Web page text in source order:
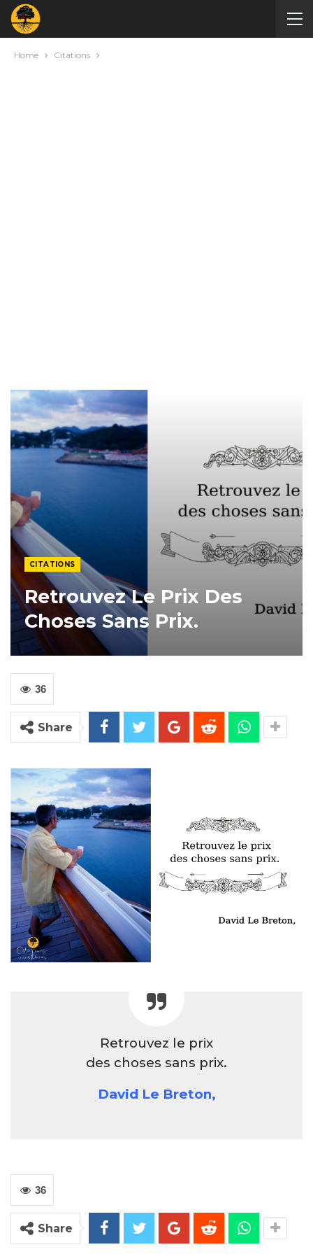
Home Citations
CITATIONS
Retrouvez Le Prix Des
Choses Sans Prix.
36
Share
Retrouvez le prix
des choses sans prix.
David Le Breton,
36
Share